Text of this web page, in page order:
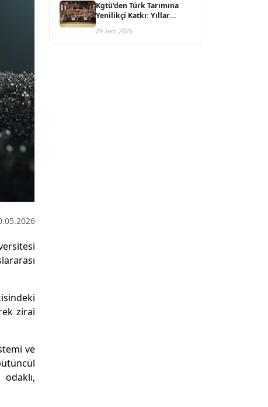
zirai
ve
Kgtü'den Türk Tarımına
Yenilikçi Katkı: Yıllar
Ürünü Azotor Smart
29 Tem 2026